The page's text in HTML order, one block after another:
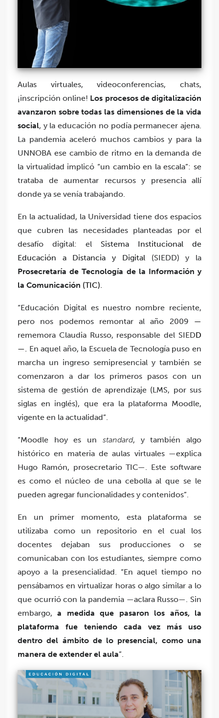
Aulas virtuales, videoconferencias, chats,
¡inscripción online! Los procesos de digitalización
avanzaron sobre todas las dimensiones de la vida
social, y la educación no podía permanecer ajena.
La pandemia aceleró muchos cambios y para la
UNNOBA ese cambio de ritmo en la demanda de
la virtualidad implicó “un cambio en la escala”: se
trataba de aumentar recursos y presencia allí
donde ya se venía trabajando.
En la actualidad, la Universidad tiene dos espacios
que cubren las necesidades planteadas por el
desafío digital: el Sistema Institucional de
Educación a Distancia y Digital(SIEDD) y la
Prosecretaría de Tecnología de la Información y
la Comunicación (TIC).
“Educación Digital es nuestro nombre reciente,
pero nos podemos remontar al año 2009 —
rememora Claudia Russo, responsable del SIEDD
—. En aquel año, la Escuela de Tecnología puso en
marcha un ingreso semipresencial y también se
comenzaron a dar los primeros pasos con un
sistema de gestión de aprendizaje (LMS, por sus
siglas en inglés), que era la plataforma Moodle,
vigente en la actualidad”.
“Moodle hoy es un standard, y también algo
histórico en materia de aulas virtuales —explica
Hugo Ramón, prosecretario TIC—. Este software
es como el núcleo de una cebolla al que se le
pueden agregar funcionalidades y contenidos”.
En un primer momento, esta plataforma se
utilizaba como un repositorio en el cual los
docentes dejaban sus producciones o se
comunicaban con los estudiantes, siempre como
apoyo a la presencialidad. “En aquel tiempo no
pensábamos en virtualizar horas o algo similar a lo
que ocurrió con la pandemia —aclara Russo—. Sin
embargo,a medida que pasaron los años, la
plataforma fue teniendo cada vez más uso
dentro del ámbito de lo presencial, como una
manera de extender el aula”.